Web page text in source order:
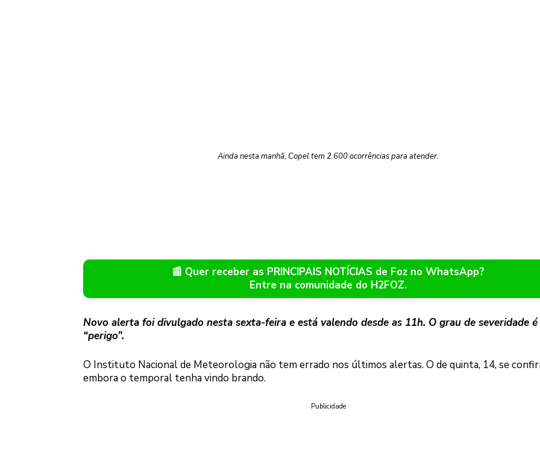
Ainda nesta manhã, Copel tem 2.600 ocorrências para atender.
📰 Quer receber as PRINCIPAIS NOTÍCIAS de Foz no WhatsApp?
Entre na comunidade do H2FOZ.
Novo alerta foi divulgado nesta sexta-feira e está valendo desde as 11h. O grau de severidade é
“perigo”.
O Instituto Nacional de Meteorologia não tem errado nos últimos alertas. O de quinta, 14, se
embora o temporal tenha vindo brando.
Publicidade